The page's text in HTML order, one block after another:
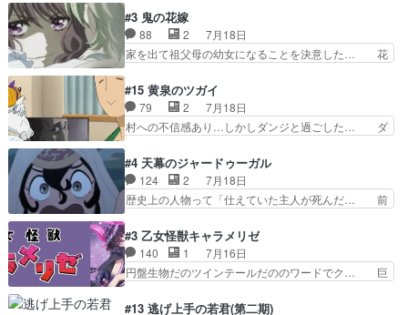
活するようになってからの話… 最後の「かわい
い」の破壊力よ…あれは成田… 糸と4人の弟の関
わり方がどう変化していく…
レール編の始まり、エリザさんの回で「… 「マジ
ラ」と言えば同時上映の「公タロウ」… キュアエ
クレールはやっぱりくれあだったか… エクレール
は誰だ編、遂に答え合わせの時だ… これで自分も
の何もない日常※もっと密着… LIMITかも知れな
い。キュアエクレール… ・解決編、完全に前4話
で謎解きさせるスタ…
#3 鬼の花嫁
88 2
7月18日
家を出て祖父母の幼女になることを決意した… 花
コミどころが多すぎてある意味おもしろ… 胸が凄
くスカッっとしたずっと苦痛を伴って… 祖父母に
人の心があってよかった。それにし… 柚子が家族
と決別する回柚子を傷つけた瑶太… 今期のアニメ
守る姿や祖母の語る玲夜の眼… 常に言ってるけ
ど、ラブコメの主役にも魅力… 家族にずっと理不
尽に虐げられ、我慢を強い…
#15 黄泉のツガイ
79 2
7月18日
村への不信感あり…しかしダンジと過ごした… ダ
ジとの思い出を振り返るユルの表情が本… それぞ
れの思惑が複雑に絡み合い、物語がさ… ユルは一
人になりたいのに、犬がそっと寄り… ダンジが
「俺は側にいる」と言ってくれた幼… 偽りだけで
存在だったからこそ真実が重く… これまで積み重
ねてきた信頼があるからこそ… 一瞬スタッフのユ
ーモア全開爆笑シーンが普…
#4 天幕のジャードゥーガル
124 2
7月18日
歴史上の人物って「仕えていた主人が死んだ… 前
した側にも人としての温かい暮らしがあ… ソルコ
クタニは本を奪うために起こった悲劇… 原論はあ
なた達には当たり前でも私達には始… 周りの同胞
がモンゴルの暮らしに慣れていく… 「肉の味を
#3 乙女怪獣キャラメリゼ
140 1
7月16日
円盤生物だのツインテールだののワードでク… 巨
クロたんのちょっとしたサービスカット… 面白い
#13 逃げ上手の若君(第二期)